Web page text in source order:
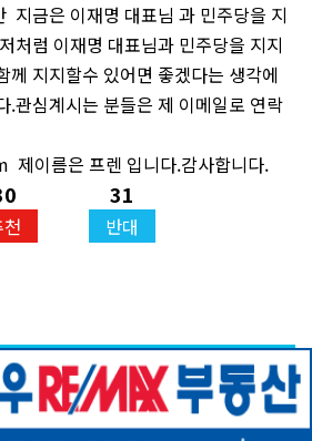
지금은 이재명 대표님 과 민주당을 지
처럼 이재명 대표님과 민주당을 지지
께 지지할수 있어면 좋겠다는 생각에
.관심계시는 분들은 제 이메일로 연락
이름은 프렌 입니다.감사합니다.
31
반대